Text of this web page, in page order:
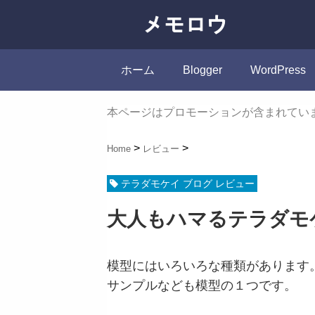
ホーム Blogger WordPress
本ページはプロモーションが含まれてい
Home レビュー
テラダモケイ ブログ レビュー
大人もハマるテラダ
模型にはいろいろな種類がありま
サンプルなども模型の１つです。